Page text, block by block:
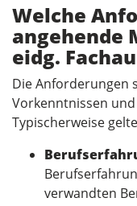
Welche
angehende
eidg.
Die Anforderungen
Vorkenntnissen
Typischerweise
verwandten